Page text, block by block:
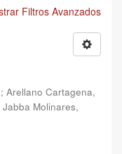
Filtros Avanzados
; Arellano Cartagena,
Jabba Molinares,